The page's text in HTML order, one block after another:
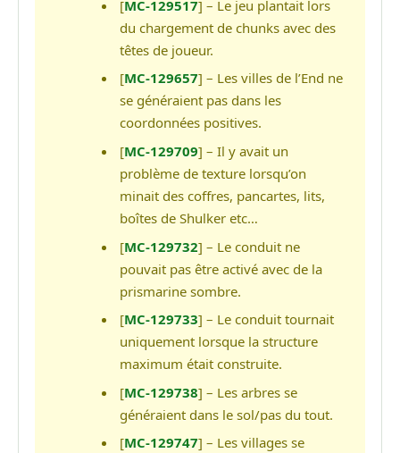
[MC-129517] – Le jeu plantait lors
du chargement de chunks avec des
têtes de joueur.
[MC-129657] – Les villes de l’End ne
se généraient pas dans les
coordonnées positives.
[MC-129709] – Il y avait un
problème de texture lorsqu’on
minait des coffres, pancartes, lits,
boîtes de Shulker etc…
[MC-129732] – Le conduit ne
pouvait pas être activé avec de la
prismarine sombre.
[MC-129733] – Le conduit tournait
uniquement lorsque la structure
maximum était construite.
[MC-129738] – Les arbres se
généraient dans le sol/pas du tout.
[MC-129747] – Les villages se